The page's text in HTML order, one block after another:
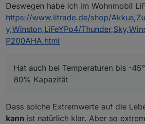
Bei e3dc gab es vor kurzem ein
es hatten tatsächlich Leute ihr
Räumen installiert und ab <10°C
Akkus nur noch teilwiese geladen
Ich verstehe nicht, wie ein Solateur
Tiefe Temp. im Betrieb verkürzen
schränken die Funktion ein.
Dazu kommt meist die erhöhte
Deswegen habe ich im Wohnmobil
https://www.litrade.de/shop/
y,Winston,LiFeYPo4/
P200AHA.html
Hat auch bei Temperaturen bis -
80% Kapazität
Dass solche Extremwerte auf die
kann ist natürlich klar. Aber so